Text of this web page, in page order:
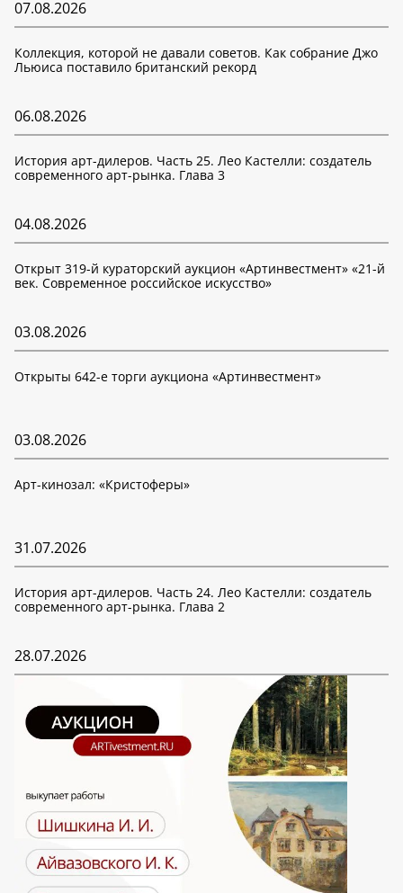
07.08.2026
Коллекция, которой не давали советов. Как собрание Джо
Льюиса поставило британский рекорд
06.08.2026
История арт-дилеров. Часть 25. Лео Кастелли: создатель
современного арт-рынка. Глава 3
04.08.2026
Открыт 319-й кураторский аукцион «Артинвестмент» «21-й
век. Современное российское искусство»
03.08.2026
Открыты 642-е торги аукциона «Артинвестмент»
03.08.2026
Арт-кинозал: «Кристоферы»
31.07.2026
История арт-дилеров. Часть 24. Лео Кастелли: создатель
современного арт-рынка. Глава 2
28.07.2026